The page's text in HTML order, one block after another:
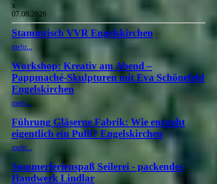
x
07.08.2026
Stammtisch VVR Engelskirchen
mehr...
Workshop: Kreativ am Abend –
Pappmaché-Skulpturen mit Eva Schönefeld
Engelskirchen
mehr...
Führung Gläserne Fabrik: Wie entsteht
eigentlich ein Pulli? Engelskirchen
mehr...
Sommerferienspaß Seilerei - packendes
Handwerk Lindlar